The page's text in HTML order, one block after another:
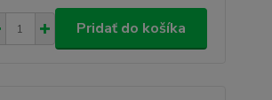
Pridať do košíka